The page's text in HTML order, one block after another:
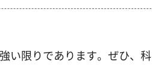
い限りであります。ぜひ、科